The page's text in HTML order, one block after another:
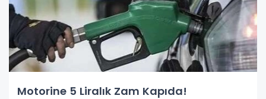
Motorine 5 Liralık Zam Kapıda!